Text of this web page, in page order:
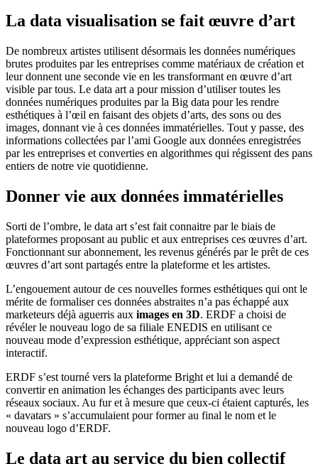
La data visualisation se fait œuvre d’art
De nombreux artistes utilisent désormais les données numériques
brutes produites par les entreprises comme matériaux de création et
leur donnent une seconde vie en les transformant en œuvre d’art
visible par tous. Le data art a pour mission d’utiliser toutes les
données numériques produites par la Big data pour les rendre
esthétiques à l’œil en faisant des objets d’arts, des sons ou des
images, donnant vie à ces données immatérielles. Tout y passe, des
informations collectées par l’ami Google aux données enregistrées
par les entreprises et converties en algorithmes qui régissent des pans
entiers de notre vie quotidienne.
Donner vie aux données immatérielles
Sorti de l’ombre, le data art s’est fait connaitre par le biais de
plateformes proposant au public et aux entreprises ces œuvres d’art.
Fonctionnant sur abonnement, les revenus générés par le prêt de ces
œuvres d’art sont partagés entre la plateforme et les artistes.
L’engouement autour de ces nouvelles formes esthétiques qui ont le
mérite de formaliser ces données abstraites n’a pas échappé aux
marketeurs déjà aguerris aux images en 3D. ERDF a choisi de
révéler le nouveau logo de sa filiale ENEDIS en utilisant ce
nouveau mode d’expression esthétique, appréciant son aspect
interactif.
ERDF s’est tourné vers la plateforme Bright et lui a demandé de
convertir en animation les échanges des participants avec leurs
réseaux sociaux. Au fur et à mesure que ceux-ci étaient capturés, les
« davatars » s’accumulaient pour former au final le nom et le
nouveau logo d’ERDF.
Le data art au service du bien collectif